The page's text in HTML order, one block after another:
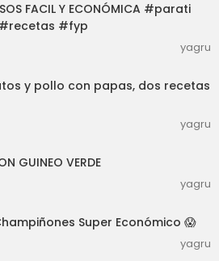
FACIL Y ECONÓMICA #parati
#fyp
yagru
y pollo con papas, dos recetas
yagru
GUINEO VERDE
yagru
Super Económico 😱
yagru